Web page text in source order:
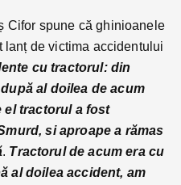
Cifor spune că ghinioanele
lanț de victima accidentului
cu tractorul: din
al doilea de acum
el tractorul a fost
si aproape a rămas
. Tractorul de acum era cu
al doilea accident, am